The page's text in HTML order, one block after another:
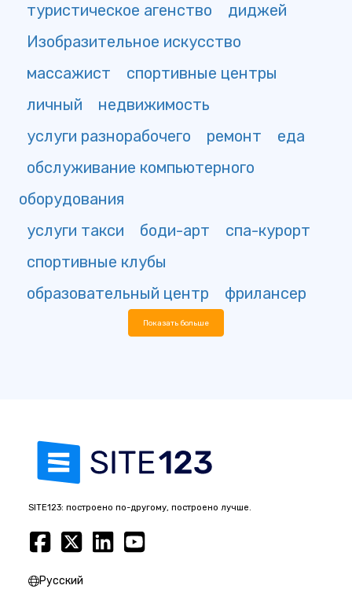
туристическое агенство
диджей
Изобразительное искусство
массажист
спортивные центры
личный
недвижимость
услуги разнорабочего
ремонт
еда
обслуживание компьютерного
оборудования
услуги такси
боди-арт
спа-курорт
спортивные клубы
образовательный центр
фрилансер
Показать больше
SITE123: построено по-другому, построено лучше.
Русский